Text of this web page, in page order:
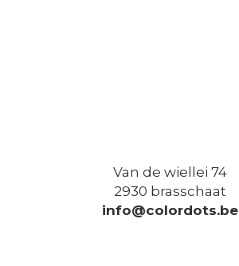
Van de wiellei 74
2930 brasschaat
info@colordots.be